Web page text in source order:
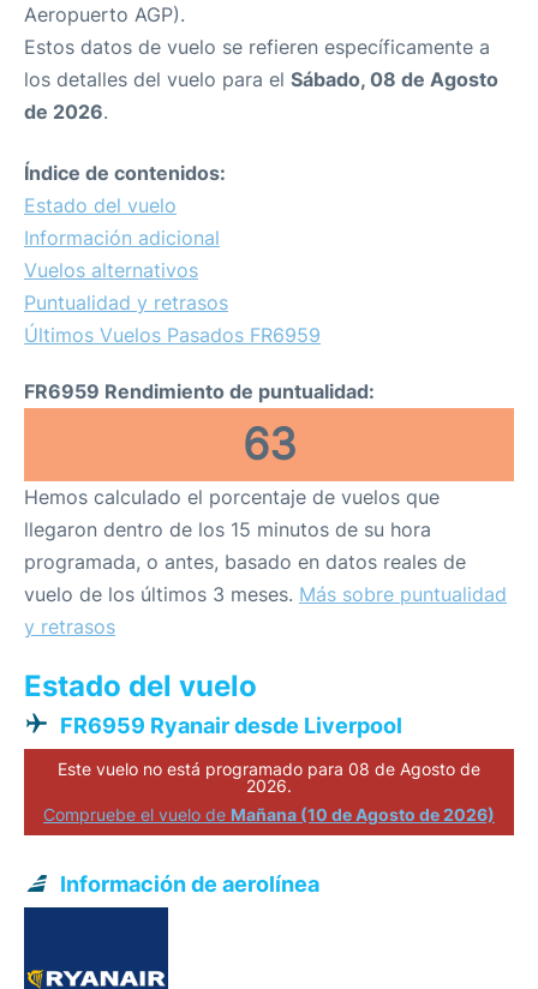
Aeropuerto AGP).
Estos datos de vuelo se refieren específicamente a
los detalles del vuelo para el Sábado, 08 de Agosto
de 2026.
Índice de contenidos:
Estado del vuelo
Información adicional
Vuelos alternativos
Puntualidad y retrasos
Últimos Vuelos Pasados FR6959
FR6959 Rendimiento de puntualidad:
63
Hemos calculado el porcentaje de vuelos que
llegaron dentro de los 15 minutos de su hora
programada, o antes, basado en datos reales de
vuelo de los últimos 3 meses. Más sobre puntualidad
y retrasos
Estado del vuelo
FR6959 Ryanair desde Liverpool
Este vuelo no está programado para 08 de Agosto de
2026.
Compruebe el vuelo de Mañana (10 de Agosto de 2026)
Información de aerolínea